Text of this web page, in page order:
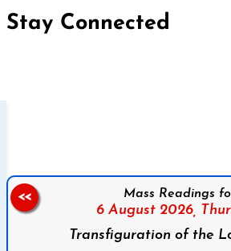
Stay Connected
Follow us on Facebook
Mass Readings
6 August 2026,
Transfiguration of the
<<